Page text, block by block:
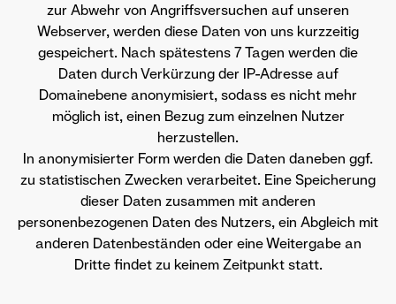
zur Abwehr von Angriffsversuchen auf unseren
Webserver, werden diese Daten von uns kurzzeitig
gespeichert. Nach spätestens 7 Tagen werden die
Daten durch Verkürzung der IP-Adresse auf
Domainebene anonymisiert, sodass es nicht mehr
möglich ist, einen Bezug zum einzelnen Nutzer
herzustellen.
In anonymisierter Form werden die Daten daneben ggf.
zu statistischen Zwecken verarbeitet. Eine Speicherung
dieser Daten zusammen mit anderen
personenbezogenen Daten des Nutzers, ein Abgleich mit
anderen Datenbeständen oder eine Weitergabe an
Dritte findet zu keinem Zeitpunkt statt.